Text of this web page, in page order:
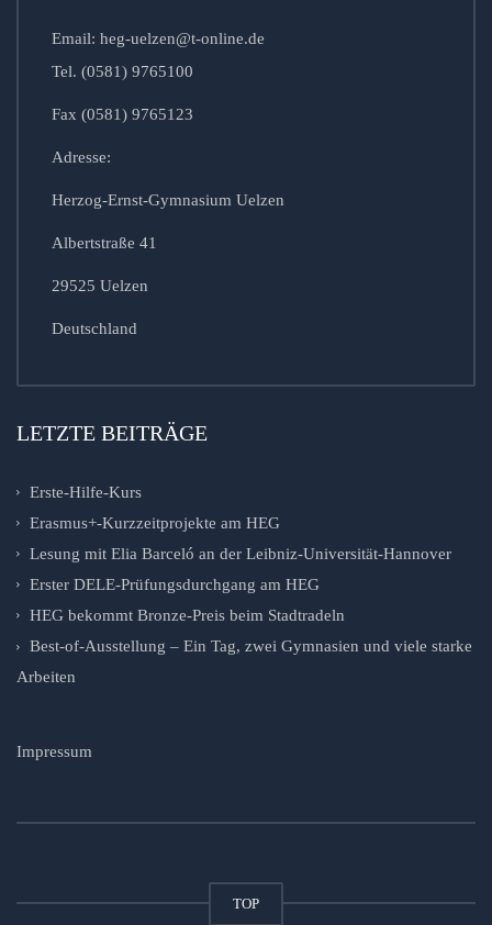
Email: heg-uelzen@t-online.de
Tel. (0581) 9765100
Fax (0581) 9765123
Adresse:
Herzog-Ernst-Gymnasium Uelzen
Albertstraße 41
29525 Uelzen
Deutschland
LETZTE BEITRÄGE
Erste-Hilfe-Kurs
Erasmus+-Kurzzeitprojekte am HEG
Lesung mit Elia Barceló an der Leibniz-Universität-Hannover
Erster DELE-Prüfungsdurchgang am HEG
HEG bekommt Bronze-Preis beim Stadtradeln
Best-of-Ausstellung – Ein Tag, zwei Gymnasien und viele starke
Arbeiten
Impressum
TOP